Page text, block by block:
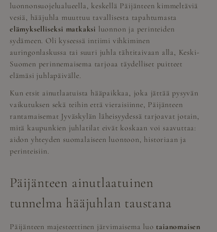
luonnonsuojelualueella, keskellä Päijänteen kimmeltäviä
vesiä, hääjuhla muuttuu tavallisesta tapahtumasta
elämykselliseksi matkaksi luonnon ja perinteiden
sydämeen. Oli kyseessä intiimi vihkiminen
auringonlaskussa tai suuri juhla tähtitaivaan alla, Keski-
Suomen perinnemaisema tarjoaa täydelliset puitteet
elämäsi juhlapäivälle.
Kun etsit ainutlaatuista hääpaikkaa, joka jättää pysyvän
vaikutuksen sekä teihin että vieraisiinne, Päijänteen
rantamaisemat Jyväskylän läheisyydessä tarjoavat jotain,
mitä kaupunkien juhlatilat eivät koskaan voi saavuttaa:
aidon yhteyden suomalaiseen luontoon, historiaan ja
perinteisiin.
Päijänteen ainutlaatuinen
tunnelma hääjuhlan taustana
Päijänteen majesteettinen järvimaisema luo taianomaisen